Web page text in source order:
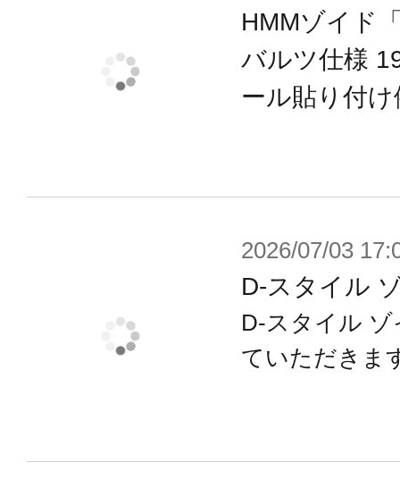
HMMゾイド
バルツ仕様
ール貼り付
2026/07/03
D-スタイル
D-スタイル
ていただきま